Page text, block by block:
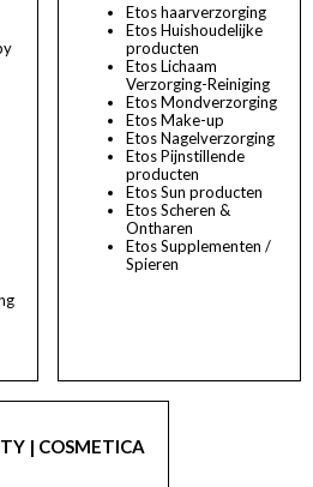
Etos haarverzorging
Etos Huishoudelijke
producten
Etos Lichaam
Verzorging-Reiniging
Etos Mondverzorging
Etos Make-up
Etos Nagelverzorging
Etos Pijnstillende
producten
Etos Sun producten
Etos Scheren &
Ontharen
Etos Supplementen /
Spieren
| COSMETICA